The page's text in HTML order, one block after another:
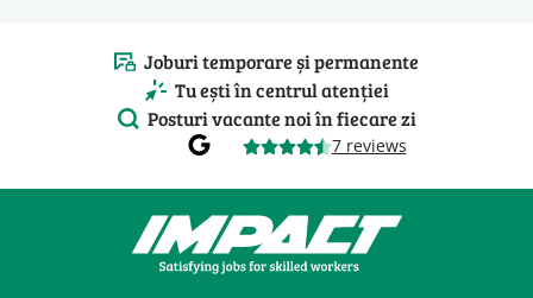
Joburi temporare și permanente
Tu ești în centrul atenției
Posturi vacante noi în fiecare zi
7 reviews